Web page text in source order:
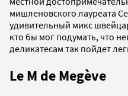
мишленовского лауреата
удивительный микс
кто бы мог подумать, что
деликатесам так пойдет
Le M de Megève